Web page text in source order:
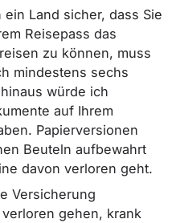
Land sicher, dass Sie
Reisepass das
zu können, muss
mindestens sechs
würde ich
auf Ihrem
Papierversionen
Beuteln aufbewahrt
davon verloren geht.
Versicherung
gehen, krank